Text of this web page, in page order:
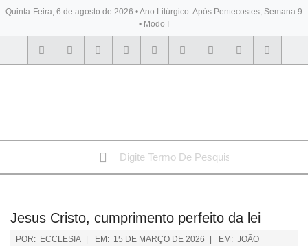
Quinta-Feira, 6 de agosto de 2026 • Ano Litúrgico: Após Pentecostes, Semana 9
• Modo I
BYBLOS
Jesus Cristo, cumprimento perfeito da lei
POR: ECCLESIA EM: 15 DE MARÇO DE 2026 EM: JOÃO